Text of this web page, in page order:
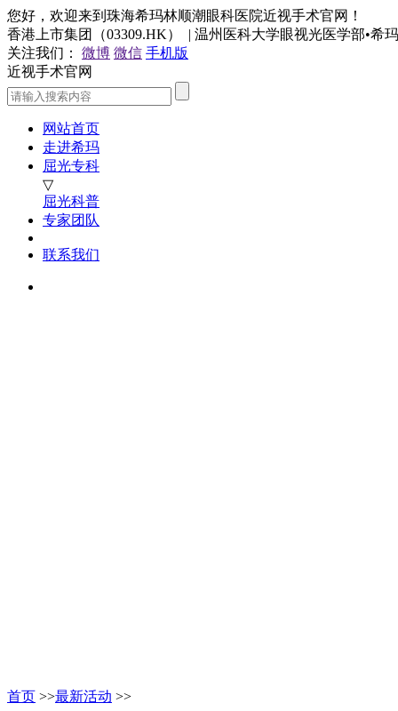
您好，欢迎来到珠海希玛林顺潮眼科医院近视手术官网！
香港上市集团（03309.HK） | 温州医科大学眼视光医学部•希
关注我们：
微博 微信 手机版
近视手术官网
网站首页
走进希玛
屈光专科
▽
屈光科普
专家团队
联系我们
首页 >>最新活动 >>